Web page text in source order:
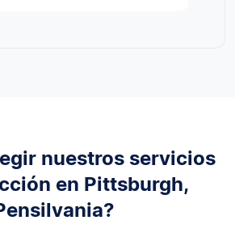
nuestros servicios
en Pittsburgh,